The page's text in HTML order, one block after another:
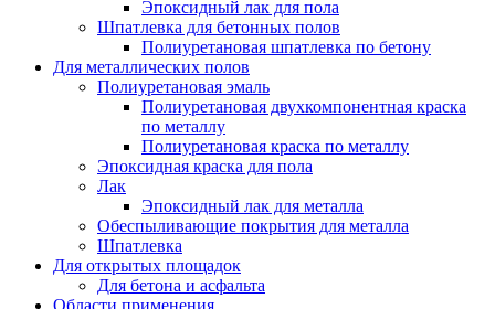
Эпоксидный лак для пола
Шпатлевка для бетонных полов
Полиуретановая шпатлевка по бетону
Для металлических полов
Полиуретановая эмаль
Полиуретановая двухкомпонентная краска
по металлу
Полиуретановая краска по металлу
Эпоксидная краска для пола
Лак
Эпоксидный лак для металла
Обеспыливающие покрытия для металла
Шпатлевка
Для открытых площадок
Для бетона и асфальта
Области применения